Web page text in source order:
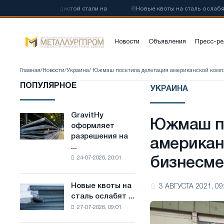
стали на Новые квоты на сталь ослабят
Новости Объявления Пресс-
Главная/ Новости/Украина/ Южмаш посетила делегация американской
ПОПУЛЯРНОЕ
GravitHy
оформляет
разрешения
строительство
производству
низкоуглеродистой
GravitHy
оформляет
разрешения на
...
24-07-2026, 20:01
Новые
квоты
на
Новые квоты на
сталь ослабят ...
27-07-2026, 09:01
УКРАИНА
Южмаш
3 АВГУСТА 2021,